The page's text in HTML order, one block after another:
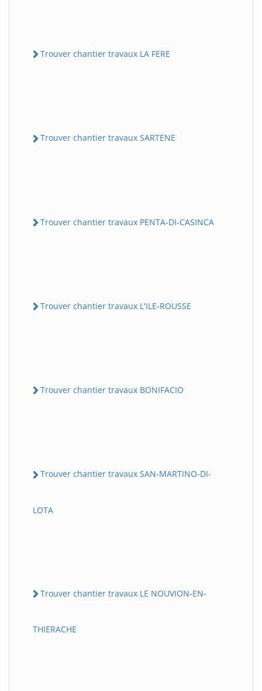
Trouver chantier travaux LA FERE
Trouver chantier travaux SARTENE
Trouver chantier travaux PENTA-DI-CASINCA
Trouver chantier travaux L'ILE-ROUSSE
Trouver chantier travaux BONIFACIO
Trouver chantier travaux SAN-MARTINO-DI-
LOTA
Trouver chantier travaux LE NOUVION-EN-
THIERACHE